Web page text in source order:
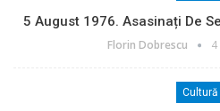
5 August 1976. Asasinați De
Florin Dobrescu
Cultură